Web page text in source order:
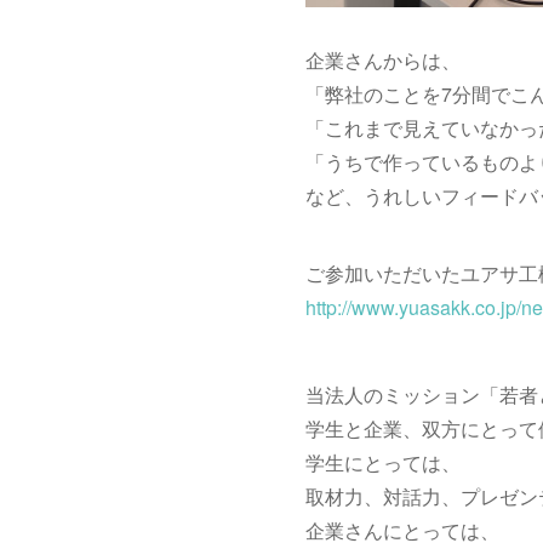
企業さんからは、
「弊社のことを7分間で
「これまで見えていなか
「うちで作っているもの
など、うれしいフィード
ご参加いただいたユアサ
http://www.yuasakk.co.jp/
当法人のミッション「若
学生と企業、双方にとっ
学生にとっては、
取材力、対話力、プレゼ
企業さんにとっては、